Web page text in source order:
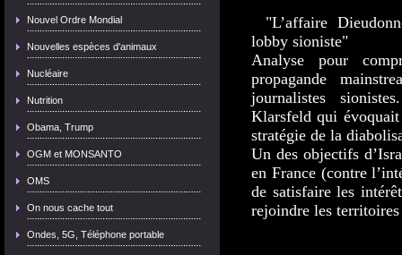
Nouvel Ordre Mondial
Nouvelles espèces d'animaux
Nucléaire
Nutrition
Obama, Trump
OGM et MONSANTO
OMS
On nous cache tout
Ondes, 5G, Téléphone portable
"L’affaire
lobby sioniste"
Analyse pour
propagande
journalistes
Klarsfeld qui
stratégie de la
Un des objectifs
en France (contre
de satisfaire les
rejoindre les territoires